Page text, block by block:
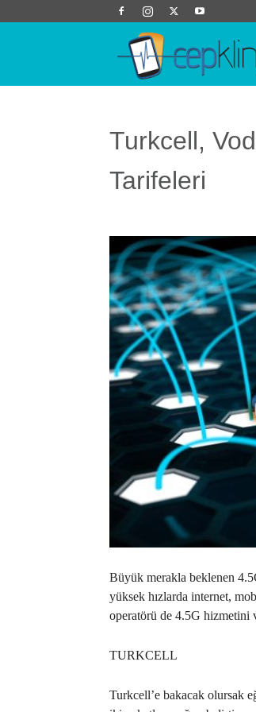
Turkcell,
Tarifeleri
Büyük merakla beklenen
yüksek hızlarda internet,
operatörü de 4.5G hizmetini
TURKCELL
Turkcell’e bakacak olursak